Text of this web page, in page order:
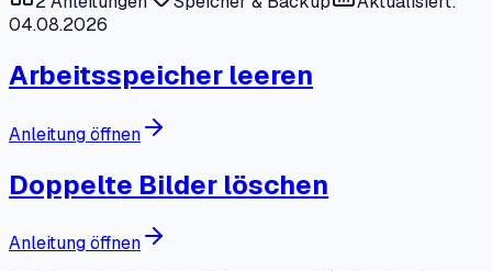
04.08.2026
Arbeitsspeicher leeren
Anleitung öffnen
Doppelte Bilder löschen
Anleitung öffnen